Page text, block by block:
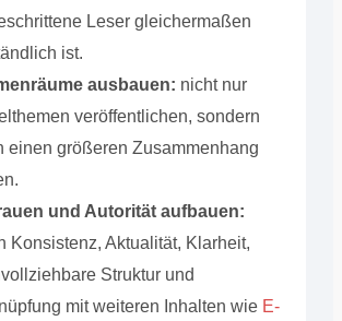
Leser gleichermaßen
ist.
ausbauen: nicht nur
veröffentlichen, sondern
einen größeren Zusammenhang
und Autorität aufbauen:
Konsistenz, Aktualität, Klarheit,
Struktur und
mit weiteren Inhalten wie E-